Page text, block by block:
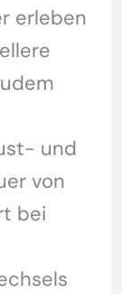
erleben
und
von
bei